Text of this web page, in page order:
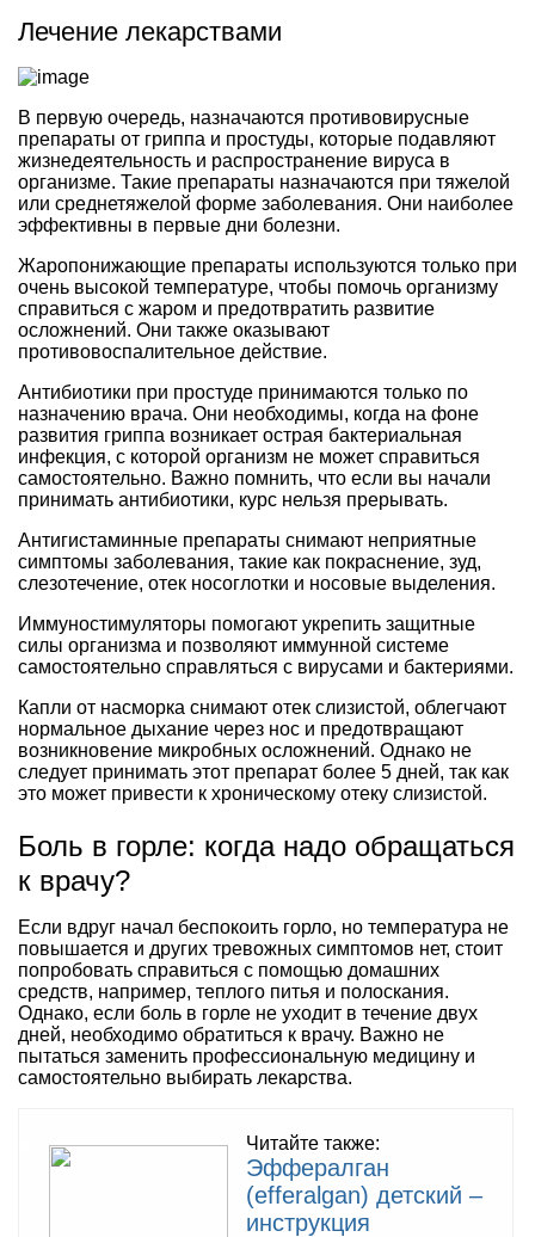
Лечение лекарствами
В первую очередь, назначаются противовирусные
препараты от гриппа и простуды, которые подавляют
жизнедеятельность и распространение вируса в
организме. Такие препараты назначаются при тяжелой
или среднетяжелой форме заболевания. Они наиболее
эффективны в первые дни болезни.
Жаропонижающие препараты используются только при
очень высокой температуре, чтобы помочь организму
справиться с жаром и предотвратить развитие
осложнений. Они также оказывают
противовоспалительное действие.
Антибиотики при простуде принимаются только по
назначению врача. Они необходимы, когда на фоне
развития гриппа возникает острая бактериальная
инфекция, с которой организм не может справиться
самостоятельно. Важно помнить, что если вы начали
принимать антибиотики, курс нельзя прерывать.
Антигистаминные препараты снимают неприятные
симптомы заболевания, такие как покраснение, зуд,
слезотечение, отек носоглотки и носовые выделения.
Иммуностимуляторы помогают укрепить защитные
силы организма и позволяют иммунной системе
самостоятельно справляться с вирусами и бактериями.
Капли от насморка снимают отек слизистой, облегчают
нормальное дыхание через нос и предотвращают
возникновение микробных осложнений. Однако не
следует принимать этот препарат более 5 дней, так как
это может привести к хроническому отеку слизистой.
Боль в горле: когда надо обращаться
к врачу?
Если вдруг начал беспокоить горло, но температура не
повышается и других тревожных симптомов нет, стоит
попробовать справиться с помощью домашних
средств, например, теплого питья и полоскания.
Однако, если боль в горле не уходит в течение двух
дней, необходимо обратиться к врачу. Важно не
пытаться заменить профессиональную медицину и
самостоятельно выбирать лекарства.
Читайте также:
Эффералган
(efferalgan) детский –
инструкция